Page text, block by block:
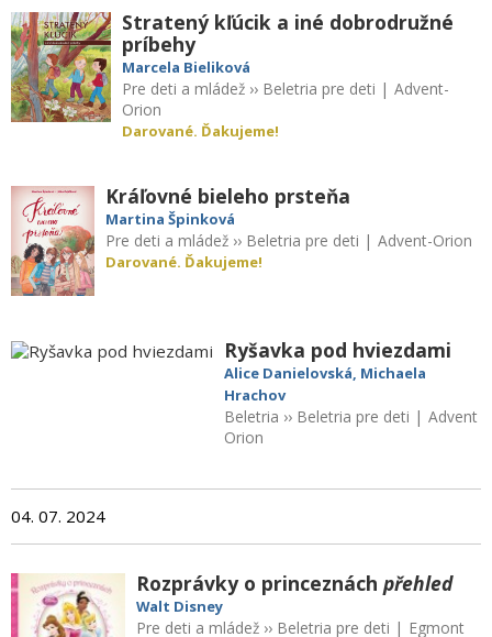
Stratený kľúcik a iné dobrodružné
príbehy
Marcela Bieliková
Pre deti a mládež›› Beletria pre deti | Advent-
Orion
Darované. Ďakujeme!
Kráľovné bieleho prsteňa
Martina Špinková
Pre deti a mládež ›› Beletria pre deti |Advent-Orion
Darované. Ďakujeme!
Ryšavka pod hviezdami
Alice Danielovská, Michaela
Hrachov
Beletria ›› Beletria pre deti | Advent
Orion
04. 07. 2024
Rozprávky o princeznáchpřehled
Walt Disney
Pre deti a mládež ›› Beletria pre deti | Egmont